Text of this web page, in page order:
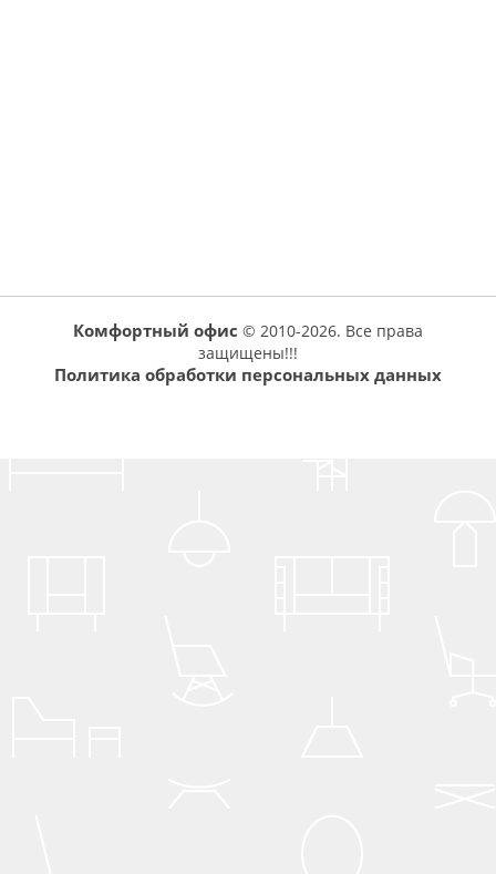
Комфортный офис © 2010-2026. Все права
защищены!!!
Политика обработки персональных данных